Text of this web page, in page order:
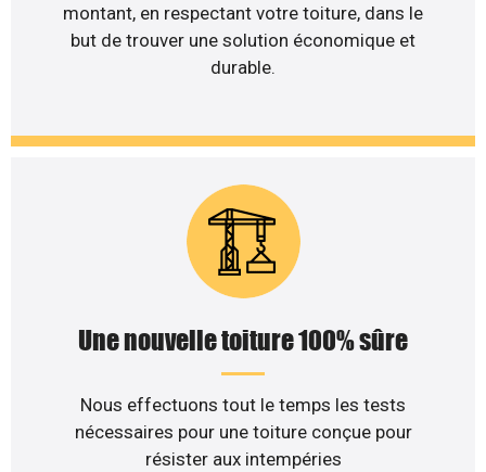
montant, en respectant votre toiture, dans le
but de trouver une solution économique et
durable.
Une nouvelle toiture 100% sûre
Nous effectuons tout le temps les tests
nécessaires pour une toiture conçue pour
résister aux intempéries